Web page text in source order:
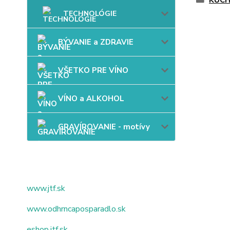
TECHNOLÓGIE
BÝVANIE a ZDRAVIE
VŠETKO PRE VÍNO
VÍNO a ALKOHOL
GRAVÍROVANIE - motívy
www.jtf.sk
www.odhrncaposparadlo.sk